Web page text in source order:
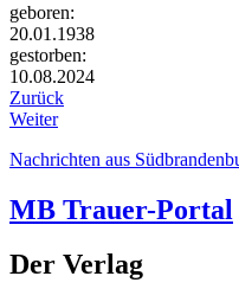
geboren:
20.01.1938
gestorben:
10.08.2024
Zurück
Weiter
Nachrichten aus
MB Trauer-Portal
Der Verlag